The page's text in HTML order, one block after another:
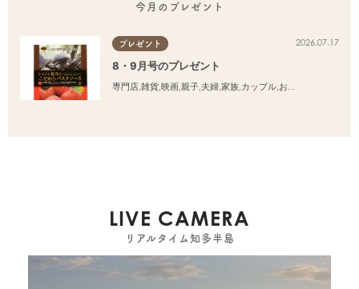
今月のプレゼント
プレゼント 2026.07.17
8・9月号のプレゼント
専門店 雑貨 映画 親子 夫婦 家族 カップル おひとりさま
LIVE CAMERA
リアルタイム知多半島